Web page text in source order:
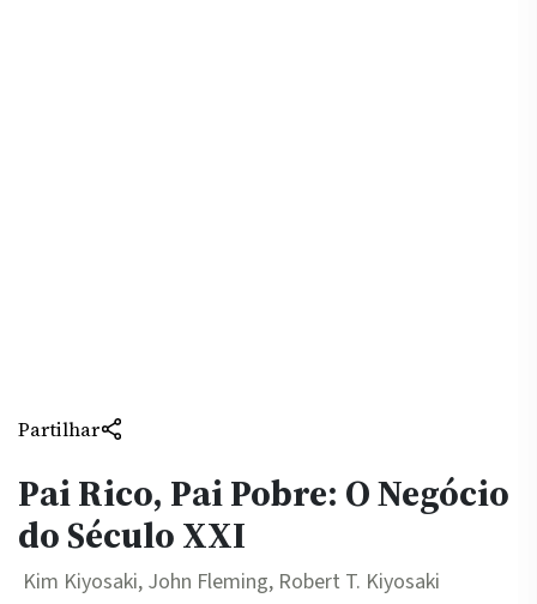
Partilhar
Pai Rico, Pai Pobre: O Negócio
do Século XXI
Kim Kiyosaki, John Fleming, Robert T. Kiyosaki